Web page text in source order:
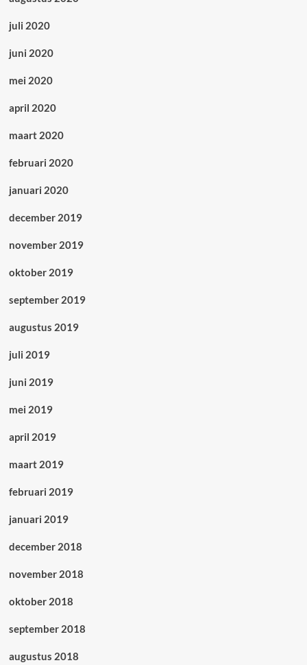
juli 2020
juni 2020
mei 2020
april 2020
maart 2020
februari 2020
januari 2020
december 2019
november 2019
oktober 2019
september 2019
augustus 2019
juli 2019
juni 2019
mei 2019
april 2019
maart 2019
februari 2019
januari 2019
december 2018
november 2018
oktober 2018
september 2018
augustus 2018